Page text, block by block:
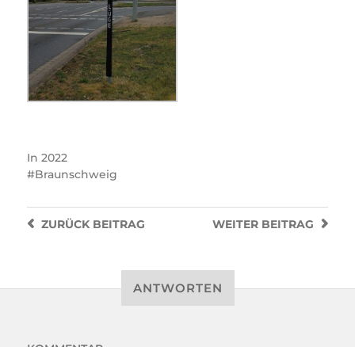
In 2022
Braunschweig
WEITER BEITRAG
ZURÜCKBEITRAG
ANTWORTEN